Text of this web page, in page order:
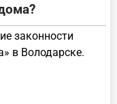
законности
в Володарске.